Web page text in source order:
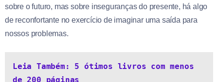
sobre o futuro, mas sobre inseguranças do presente, há algo
de reconfortante no exercício de imaginar uma saída para
nossos problemas.
Leia Também: 5 ótimos livros com menos
de 200 páginas